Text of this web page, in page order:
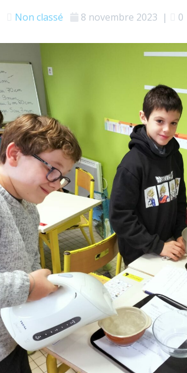
Non classé 8 novembre 2023 | 0